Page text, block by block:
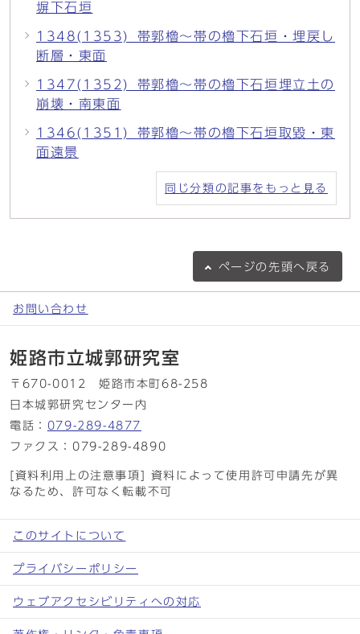
塀下石垣
1348(1353)_帯郭櫓～帯の櫓下石垣・埋戻し
断層・東面
1347(1352)_帯郭櫓～帯の櫓下石垣埋立土の
崩壊・南東面
1346(1351)_帯郭櫓～帯の櫓下石垣取毀・東
面遠景
同じ分類の記事をもっと見る
ページの 先頭へ戻る
お問い合わせ
姫路市立城郭研究室
〒670-0012 姫路市本町68-258
日本城郭研究センター内
電話： 079-289-4877
ファクス：079-289-4890
[資料利用上の注意事項] 資料によって使用許可申請先が異
なるため、許可なく転載不可
このサイトについて
プライバシーポリシー
ウェブアクセシビリティへの対応